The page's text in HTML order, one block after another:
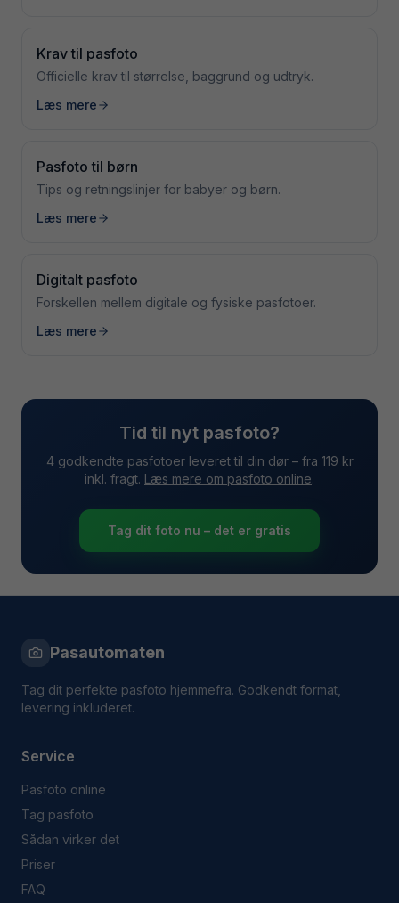
Krav til pasfoto
Officielle krav til størrelse, baggrund og udtryk.
Læs mere
Pasfoto til børn
Tips og retningslinjer for babyer og børn.
Læs mere
Digitalt pasfoto
Forskellen mellem digitale og fysiske pasfotoer.
Læs mere
Tid til nyt pasfoto?
4 godkendte pasfotoer leveret til din dør – fra 119 kr
inkl. fragt. Læs mere om pasfoto online.
Tag dit foto nu – det er gratis
Pasautomaten
Tag dit perfekte pasfoto hjemmefra. Godkendt format,
levering inkluderet.
Service
Pasfoto online
Tag pasfoto
Sådan virker det
Priser
FAQ